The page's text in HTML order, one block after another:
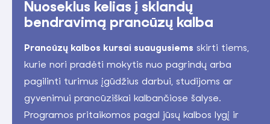
Nuoseklus kelias į sklandų
bendravimą prancūzų kalba
Prancūzų kalbos kursai suaugusiems skirti tiems,
kurie nori pradėti mokytis nuo pagrindų arba
pagilinti turimus įgūdžius darbui, studijoms ar
gyvenimui prancūziškai kalbančiose šalyse.
Programos pritaikomos pagal jūsų kalbos lygį ir